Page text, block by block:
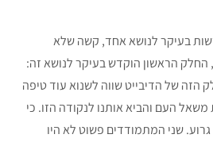
בעיקר לנושא אחד, קשה שלא
החלק הראשון הוקדש בעיקר לנושא זה:
הזה של הדיבייט שווה לשנוא עוד טיפה
העם והביא אותנו לנקודה הזו. כי
שני המתמודדים פשוט לא היו